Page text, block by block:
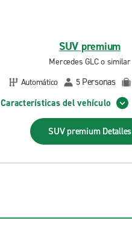
SUV premium
Mercedes GLC o similar
Automático
5 Personas
Características del vehículo
SUV premium Detalles